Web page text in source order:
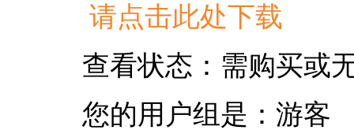
请点击此处下载
查看状态：需购买或
您的用户组是：游客